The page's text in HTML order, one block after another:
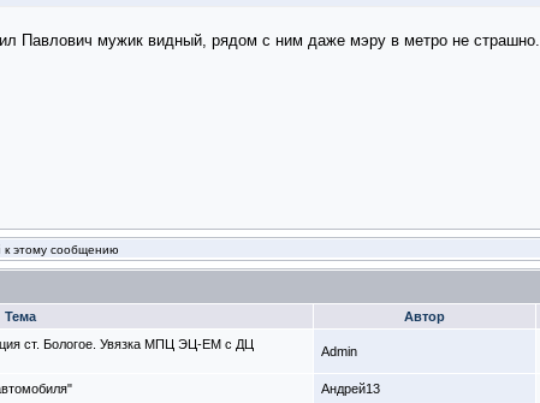
Павлович мужик видный, рядом с ним даже мэру в метро не страшно.
к этому сообщению
Тема Автор
ст. Бологое. Увязка МПЦ ЭЦ-ЕМ с ДЦ
Admin
Андрей13